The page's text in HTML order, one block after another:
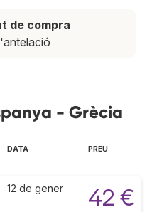
de compra
- Grècia
DATA PREU
12 de gener 42 €